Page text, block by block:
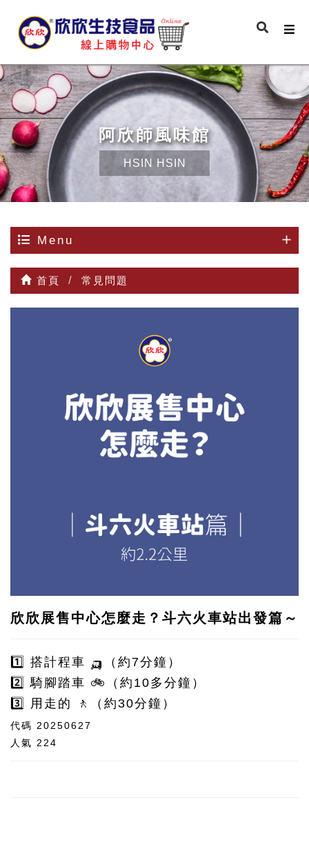
阿欣師風味館
HSIN HSIN
Menu
首頁 常見問題
欣欣展售中心怎麼走？斗六火車站出發篇～
1️⃣ 搭計程車 🛺（約7分鐘）
2️⃣ 騎腳踏車 🚲（約10多分鐘）
3️⃣ 用走的 🚶‍（約30分鐘）
代碼 20250627
人氣 224